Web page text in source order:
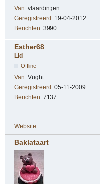
Van: vlaardingen
Geregistreerd: 19-04-2012
Berichten: 3990
Esther68
Lid
Offline
Van: Vught
Geregistreerd: 05-11-2009
Berichten: 7137
Website
Baklataart